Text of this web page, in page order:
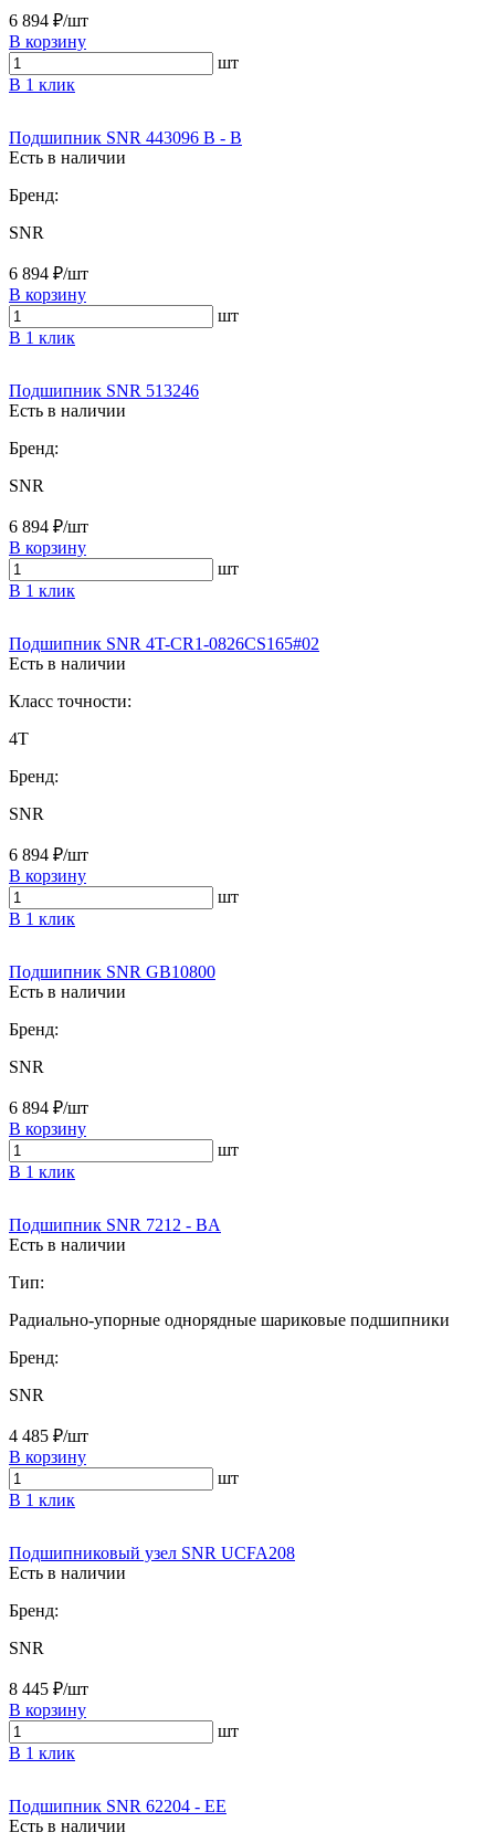
6 894 ₽/шт
В корзину
шт
В 1 клик
Подшипник SNR 443096 B - B
Есть в наличии
Бренд:
SNR
6 894 ₽/шт
В корзину
шт
В 1 клик
Подшипник SNR 513246
Есть в наличии
Бренд:
SNR
6 894 ₽/шт
В корзину
шт
В 1 клик
Подшипник SNR 4T-CR1-0826CS165#02
Есть в наличии
Класс точности:
4T
Бренд:
SNR
6 894 ₽/шт
В корзину
шт
В 1 клик
Подшипник SNR GB10800
Есть в наличии
Бренд:
SNR
6 894 ₽/шт
В корзину
шт
В 1 клик
Подшипник SNR 7212 - BA
Есть в наличии
Тип:
Радиально-упорные однорядные шариковые подшипники
Бренд:
SNR
4 485 ₽/шт
В корзину
шт
В 1 клик
Подшипниковый узел SNR UCFA208
Есть в наличии
Бренд:
SNR
8 445 ₽/шт
В корзину
шт
В 1 клик
Подшипник SNR 62204 - EE
Есть в наличии